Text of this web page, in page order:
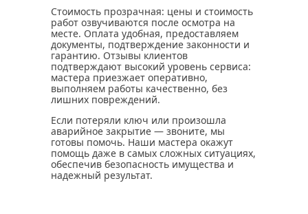
Стоимость прозрачная: цены и стоимость
работ озвучиваются после осмотра на
месте. Оплата удобная, предоставляем
документы, подтверждение законности и
гарантию. Отзывы клиентов
подтверждают высокий уровень сервиса:
мастера приезжает оперативно,
выполняем работы качественно, без
лишних повреждений.
Если потеряли ключ или произошла
аварийное закрытие — звоните, мы
готовы помочь. Наши мастера окажут
помощь даже в самых сложных ситуациях,
обеспечив безопасность имущества и
надежный результат.